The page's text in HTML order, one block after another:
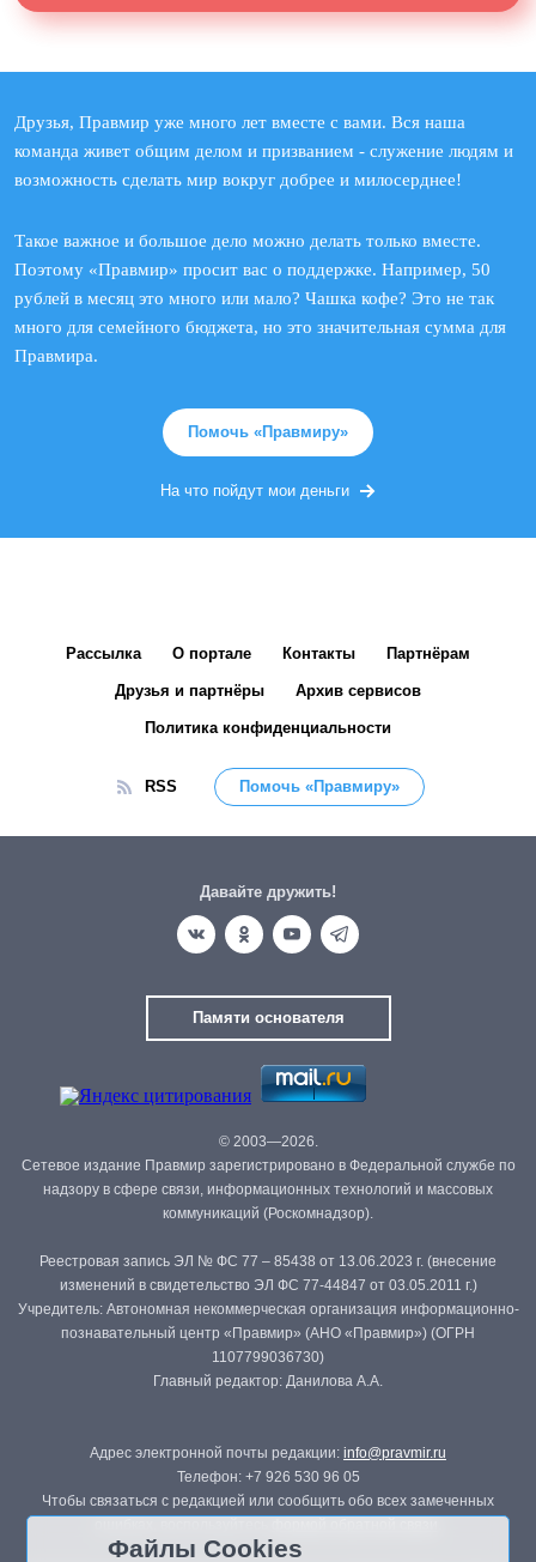
Друзья, Правмир уже много лет вместе с вами. Вся наша
команда живет общим делом и призванием - служение людям и
возможность сделать мир вокруг добрее и милосерднее!
Такое важное и большое дело можно делать только вместе.
Поэтому «Правмир» просит вас о поддержке. Например, 50
рублей в месяц это много или мало? Чашка кофе? Это не так
много для семейного бюджета, но это значительная сумма для
Правмира.
Помочь «Правмиру»
На что пойдут мои деньги
Рассылка О портале Контакты Партнёрам
Друзья и партнёры Архив сервисов
Политика конфиденциальности
RSS Помочь «Правмиру»
Давайте дружить!
Памяти основателя
© 2003—2026.
Сетевое издание Правмир зарегистрировано в Федеральной службе по
надзору в сфере связи, информационных технологий и массовых
коммуникаций (Роскомнадзор).
Реестровая запись ЭЛ № ФС 77 – 85438 от 13.06.2023 г. (внесение
изменений в свидетельство ЭЛ ФС 77-44847 от 03.05.2011 г.)
Учредитель: Автономная некоммерческая организация информационно-
познавательный центр «Правмир» (АНО «Правмир») (ОГРН
1107799036730)
Главный редактор: Данилова А.А.
Адрес электронной почты редакции: info@pravmir.ru
Телефон: +7 926 530 96 05
Чтобы связаться с редакцией или сообщить обо всех замеченных
Файлы Cookies